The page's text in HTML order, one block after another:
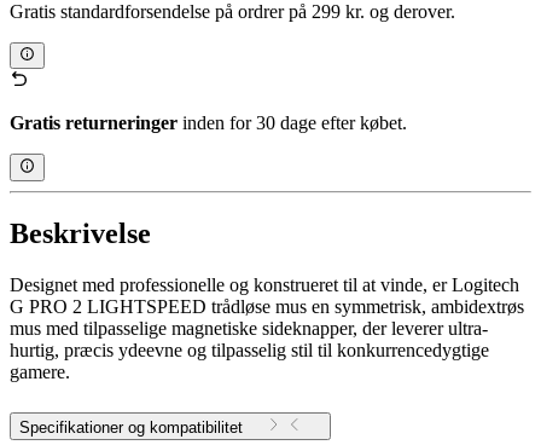
Gratis standardforsendelse på ordrer på 299 kr. og derover.
Gratis returneringer inden for 30 dage efter købet.
Beskrivelse
Designet med professionelle og konstrueret til at vinde, er Logitech
G PRO 2 LIGHTSPEED trådløse mus en symmetrisk, ambidextrøs
mus med tilpasselige magnetiske sideknapper, der leverer ultra-
hurtig, præcis ydeevne og tilpasselig stil til konkurrencedygtige
gamere.
Specifikationer og kompatibilitet